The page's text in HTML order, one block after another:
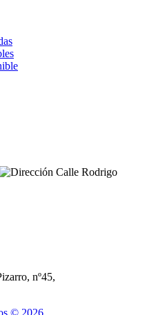
Calle Rodrigo
nº45,
© 2026